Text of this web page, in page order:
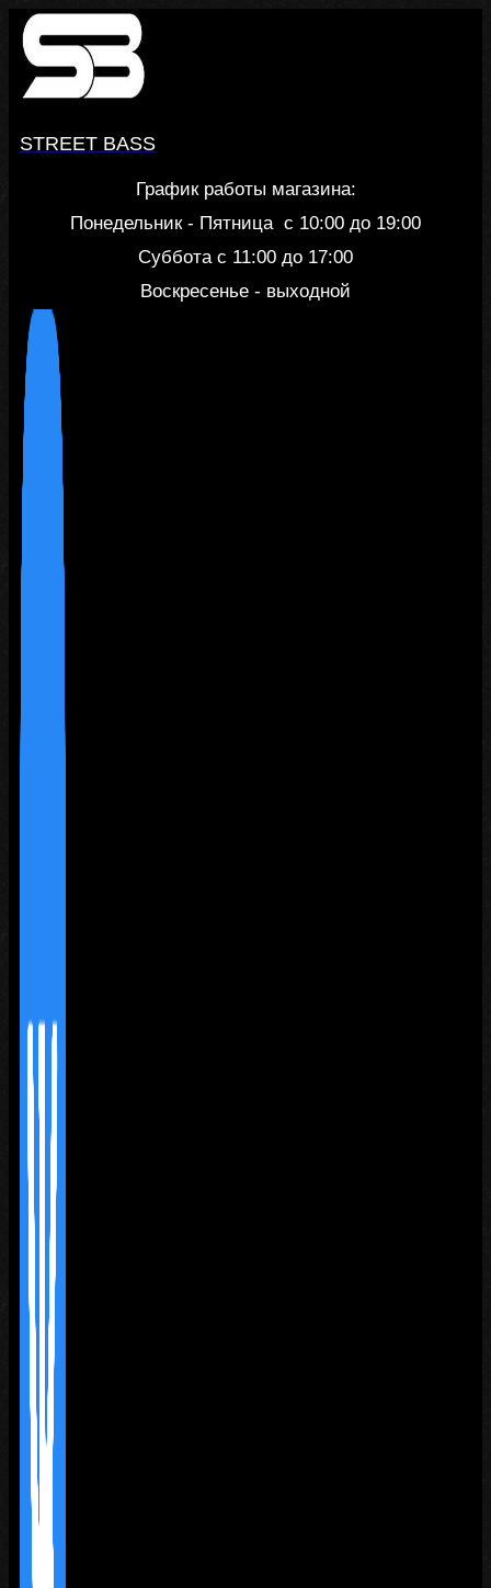
Перейти
содержанию
STREET BASS
График работы магазина:
Понедельник - Пятница c 10:00 до 19:00
Суббота с 11:00 до 17:00
Воскресенье - выходной